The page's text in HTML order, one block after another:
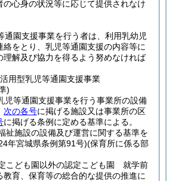
の心身の状況等に応じて提供されなけ
通園支援事業を行う者は、利用乳幼児
をとり、乳児等通園支援の内容等に
理解及び協力を得るよう努めなければ
用型乳児等通園支援事業
)
児等通園支援事業を行う事業所の設備
次の各号に掲げる施設又は事業所の区
に掲げる条例に定める基準による。
施設の設備及び運営に関する基準を
年宮城県条例第91号)(保育所に係る部
こども園以外の認定こども園 就学前
教育、保育等の総合的な提供の推進に